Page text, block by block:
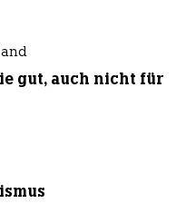
gut, auch nicht für